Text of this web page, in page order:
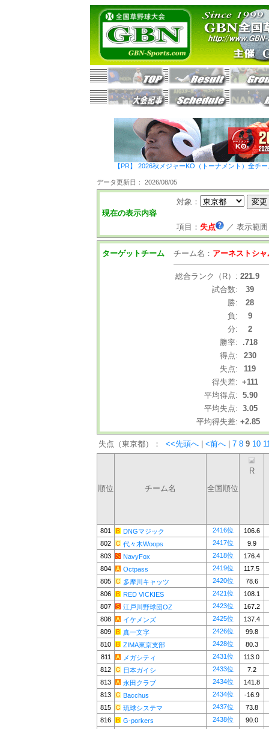
【PR】 2026秋メジャーKO（トーナメント）全チ
データ更新日： 2026/08/05
現在の表示内容
対象：
項目： 失点 ／ 表示範囲
ターゲットチーム チーム名： アーネストシャ
総合ランク（R）: 221.9
試合数:
39
勝:
28
負:
9
分:
2
勝率:
.718
得点:
230
失点:
119
得失差: +111
平均得点: 5.90
平均失点: 3.05
平均得失差: +2.85
失点（東京都）： <<先頭へ <前へ 7 8 9 10
順位 チーム名 全国順位
R
801 DNGマジック 2416位
106.6
802
代々木Woops 2417位
9.9
803
NavyFox 2418位
176.4
804
Octpass 2419位
117.5
805
多摩川キャッツ 2420位
78.6
806
RED VICKIES 2421位
108.1
807
江戸川野球団OZ 2423位
167.2
808
イケメンズ 2425位
137.4
809
真一文字 2426位
99.8
810
ZIMA東京支部 2428位
80.3
811
メガシティ 2431位
113.0
812
日本ガイシ 2433位
7.2
813
永田クラブ 2434位
141.8
813
Bacchus 2434位
-16.9
815
琉球システマ 2437位
73.8
816
G-porkers 2438位
90.0